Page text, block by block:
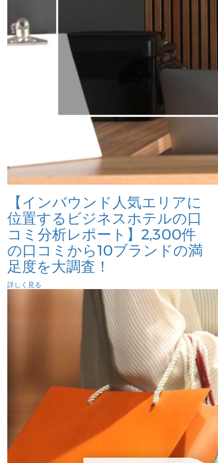
【インバウンド人気エリアに
位置するビジネスホテルの口
コミ分析レポート】2,300件
の口コミから10ブランドの満
足度を大調査！
詳しく見る